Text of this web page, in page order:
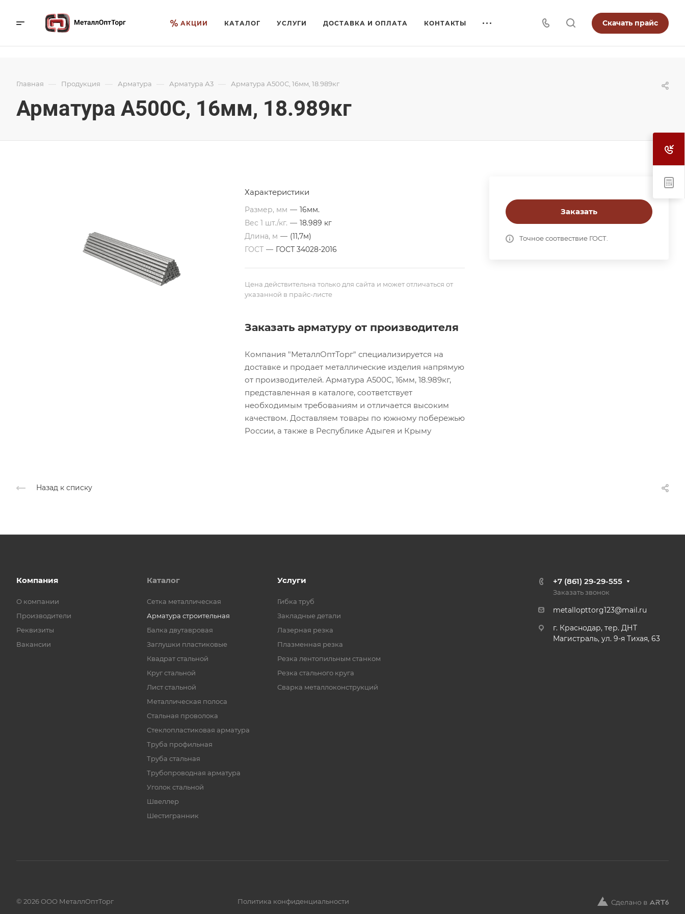
АКЦИИ КАТАЛОГ УСЛУГИ ДОСТАВКА И ОПЛАТА КОНТАКТЫ Скачать прайс
Главная — Продукция — Арматура — Арматура А3 — Арматура А500С, 16мм, 18.989кг
Арматура А500С, 16мм, 18.989кг
Заказать
Точное соотвествие ГОСТ.
Характеристики
Размер, мм — 16мм.
Вес 1 шт./кг. — 18.989 кг
Длина, м — (11,7м)
ГОСТ — ГОСТ 34028-2016
Цена действительна только для сайта и может отличаться от
указанной в прайс-листе
Заказать арматуру от производителя
Компания "МеталлОптТорг" специализируется на
доставке и продает металлические изделия напрямую
от производителей. Арматура А500С, 16мм, 18.989кг,
представленная в каталоге, соответствует
необходимым требованиям и отличается высоким
качеством. Доставляем товары по южному побережью
России, а также в Республике Адыгея и Крыму
Назад к списку
Компания
О компании
Производители
Реквизиты
Вакансии
Каталог
Cетка металлическая
Арматура строительная
Балка двутавровая
Заглушки пластиковые
Квадрат стальной
Круг стальной
Лист стальной
Металлическая полоса
Стальная проволока
Стеклопластиковая арматура
Труба профильная
Труба стальная
Трубопроводная арматура
Уголок стальной
Швеллер
Шестигранник
Услуги
Гибка труб
Закладные детали
Лазерная резка
Плазменная резка
Резка лентопильным станком
Резка стального круга
Сварка металлоконструкций
+7 (861) 29-29-555
Заказать звонок
metallopttorg123@mail.ru
г. Краснодар, тер. ДНТ
Магистраль, ул. 9-я Тихая, 63
© 2026 ООО МеталлОптТорг Политика конфиденциальности